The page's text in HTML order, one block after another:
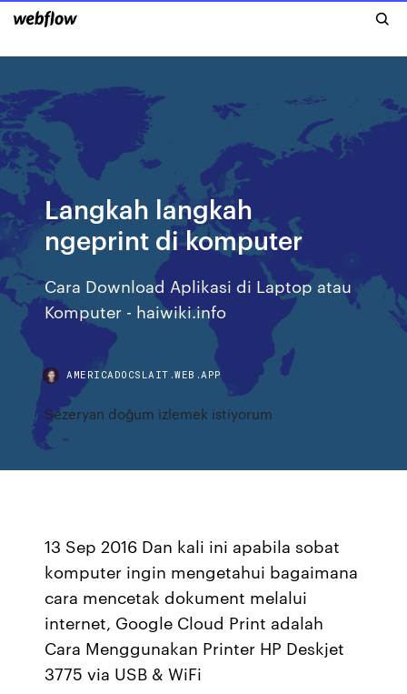
Langkah langkah
ngeprint di komputer
Cara Download Aplikasi di Laptop atau
Komputer - haiwiki.info
AMERICADOCSLAIT.WEB.APP
Sezeryan doğum izlemek istiyorum
13 Sep 2016 Dan kali ini apabila sobat
komputer ingin mengetahui bagaimana
cara mencetak dokument melalui
internet, Google Cloud Print adalah
Cara Menggunakan Printer HP Deskjet
3775 via USB & WiFi